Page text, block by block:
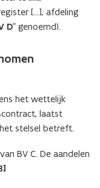
[…], afdeling
D” genoemd).
het wettelijk
laatst
stelsel betreft.
BV C. De aandelen